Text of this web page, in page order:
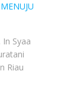
Syaa
Riau